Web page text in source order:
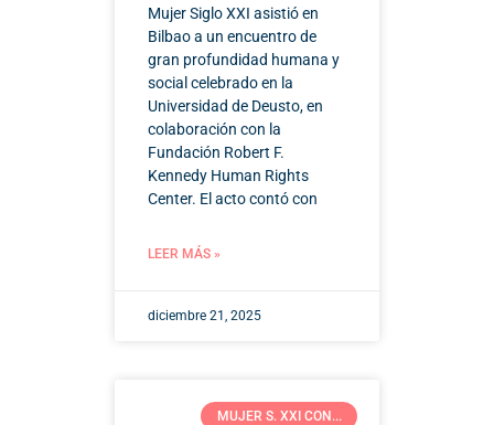
Mujer Siglo XXI asistió en
Bilbao a un encuentro de
gran profundidad humana y
social celebrado en la
Universidad de Deusto, en
colaboración con la
Fundación Robert F.
Kennedy Human Rights
Center. El acto contó con
LEER MÁS »
diciembre 21, 2025
MUJER S. XXI CON...